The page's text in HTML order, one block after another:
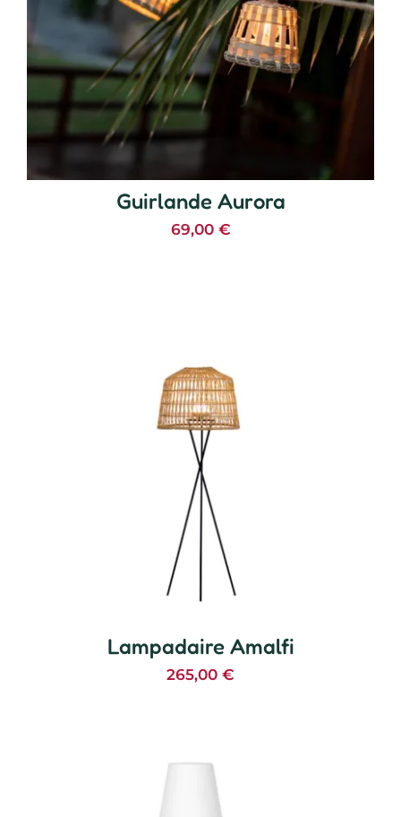
Guirlande Aurora
69,00 €
Lampadaire Amalfi
265,00 €